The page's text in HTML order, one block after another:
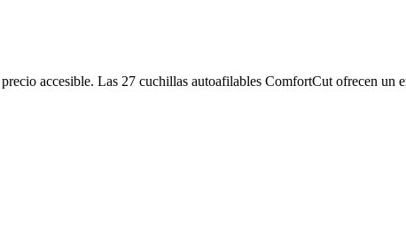
accesible. Las 27 cuchillas autoafilables ComfortCut ofrecen un